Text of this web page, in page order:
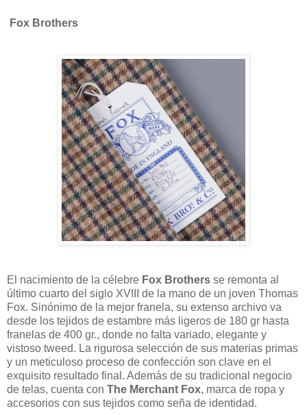
Fox Brothers
El nacimiento de la célebre Fox Brothers se remonta al
último cuarto del siglo XVIII de la mano de un joven Thomas
Fox. Sinónimo de la mejor franela, su extenso archivo va
desde los tejidos de estambre más ligeros de 180 gr hasta
franelas de 400 gr., donde no falta variado, elegante y
vistoso tweed. La rigurosa selección de sus materias primas
y un meticuloso proceso de confección son clave en el
exquisito resultado final. Además de su tradicional negocio
de telas, cuenta con The Merchant Fox, marca de ropa y
accesorios con sus tejidos como seña de identidad.